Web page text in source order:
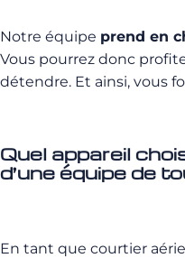
Notre équipe prend en
Vous pourrez donc
détendre. Et ainsi, vous
Quel appareil
d’une équipe de
En tant que courtier